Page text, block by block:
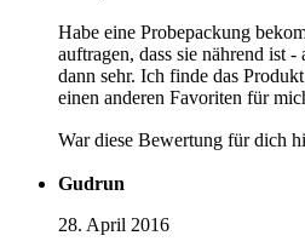
Habe eine Probepackung
auftragen, dass sie nährend ist
dann sehr. Ich finde das
einen anderen Favoriten für
War diese Bewertung für dich
Gudrun
28. April 2016